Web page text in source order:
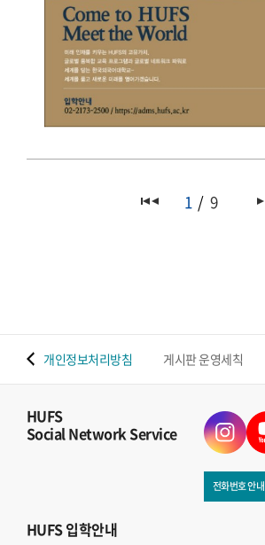
1 9
개인정보처리방침 게시판 운영세칙
HUFS
Social Network Service
전화번호 안내
HUFS입학안내